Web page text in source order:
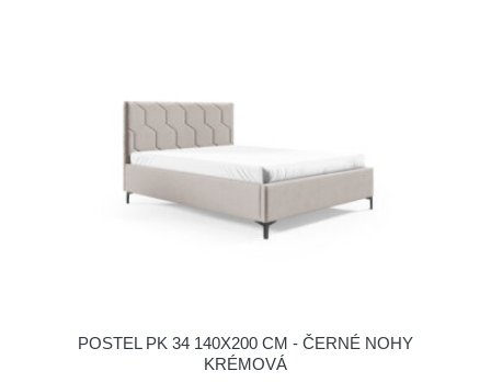
POSTEL PK 34 140X200 CM - ČERNÉ NOHY
KRÉMOVÁ